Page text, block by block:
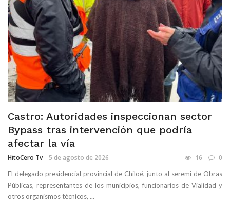
Castro: Autoridades inspeccionan sector
Bypass tras intervención que podría
afectar la vía
HitoCero Tv 5 de agosto de 2026 16 0
El delegado presidencial provincial de Chiloé, junto al seremi de Obras
Públicas, representantes de los municipios, funcionarios de Vialidad y
otros organismos técnicos, ...